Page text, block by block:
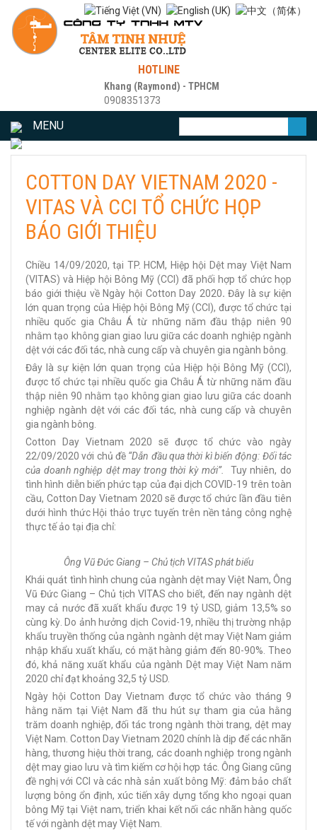
HOTLINE
Khang (Raymond) - TPHCM
0908351373
MENU
COTTON DAY VIETNAM 2020 -
VITAS VÀ CCI TỔ CHỨC HỌP
BÁO GIỚI THIỆU
Chiều 14/09/2020, tại TP. HCM, Hiệp hội Dệt may Việt Nam
(VITAS) và Hiệp hội Bông Mỹ (CCI) đã phối hợp tổ chức họp
báo giới thiệu về Ngày hội Cotton Day 2020.Đây là sự kiện
lớn quan trọng của Hiệp hội Bông Mỹ (CCI), được tổ chức tại
nhiều quốc gia Châu Á từ những năm đầu thập niên 90
nhằm tạo không gian giao lưu giữa các doanh nghiệp ngành
dệt với các đối tác, nhà cung cấp và chuyên gia ngành bông.
Đây là sự kiện lớn quan trọng của Hiệp hội Bông Mỹ (CCI),
được tổ chức tại nhiều quốc gia Châu Á từ những năm đầu
thập niên 90 nhằm tạo không gian giao lưu giữa các doanh
nghiệp ngành dệt với các đối tác, nhà cung cấp và chuyên
gia ngành bông.
Cotton Day Vietnam 2020 sẽ được tổ chức vào ngày
22/09/2020 với chủ đề “Dẫn đầu qua thời kì biến động: Đối tác
của doanh nghiệp dệt may trong thời kỳ mới”.
Tuy nhiên, do
tình hình diễn biến phức tạp của đại dịch COVID-19 trên toàn
cầu, Cotton Day Vietnam 2020 sẽ được tổ chức lần đầu tiên
dưới hình thức Hội thảo trực tuyến trên nền tảng công nghệ
thực tế ảo tại địa chỉ:
Ông Vũ Đức Giang – Chủ tịch VITAS phát biểu
Khái quát tình hình chung của ngành dệt may Việt Nam, Ông
Vũ Đức Giang – Chủ tịch VITAS cho biết, đến nay ngành dệt
may cả nước đã xuất khẩu được 19 tỷ USD, giảm 13,5% so
cùng kỳ. Do ảnh hưởng dịch Covid-19, nhiều thị trường nhập
khẩu truyền thống của ngành ngành dệt may Việt Nam giảm
nhập khẩu xuất khẩu, có mặt hàng giảm đến 80-90%. Theo
đó, khả năng xuất khẩu của ngành Dệt may Việt Nam năm
2020 chỉ đạt khoảng 32,5 tỷ USD.
Ngày hội Cotton Day Vietnam được tổ chức vào tháng 9
hằng năm tại Việt Nam đã thu hút sự tham gia của hằng
trăm doanh nghiệp, đối tác trong ngành thời trang, dệt may
Việt Nam. Cotton Day Vietnam 2020 chính là dịp để các nhãn
hàng, thương hiệu thời trang, các doanh nghiệp trong ngành
dệt may giao lưu và tìm kiếm cơ hội hợp tác. Ông Giang cũng
đề nghị với CCI và các nhà sản xuất bông Mỹ: đảm bảo chất
lượng bông ổn định, xúc tiến xây dựng tổng kho ngoại quan
bông Mỹ tại Việt nam, triển khai kết nối các nhãn hàng quốc
tế với ngành dệt may Việt Nam.